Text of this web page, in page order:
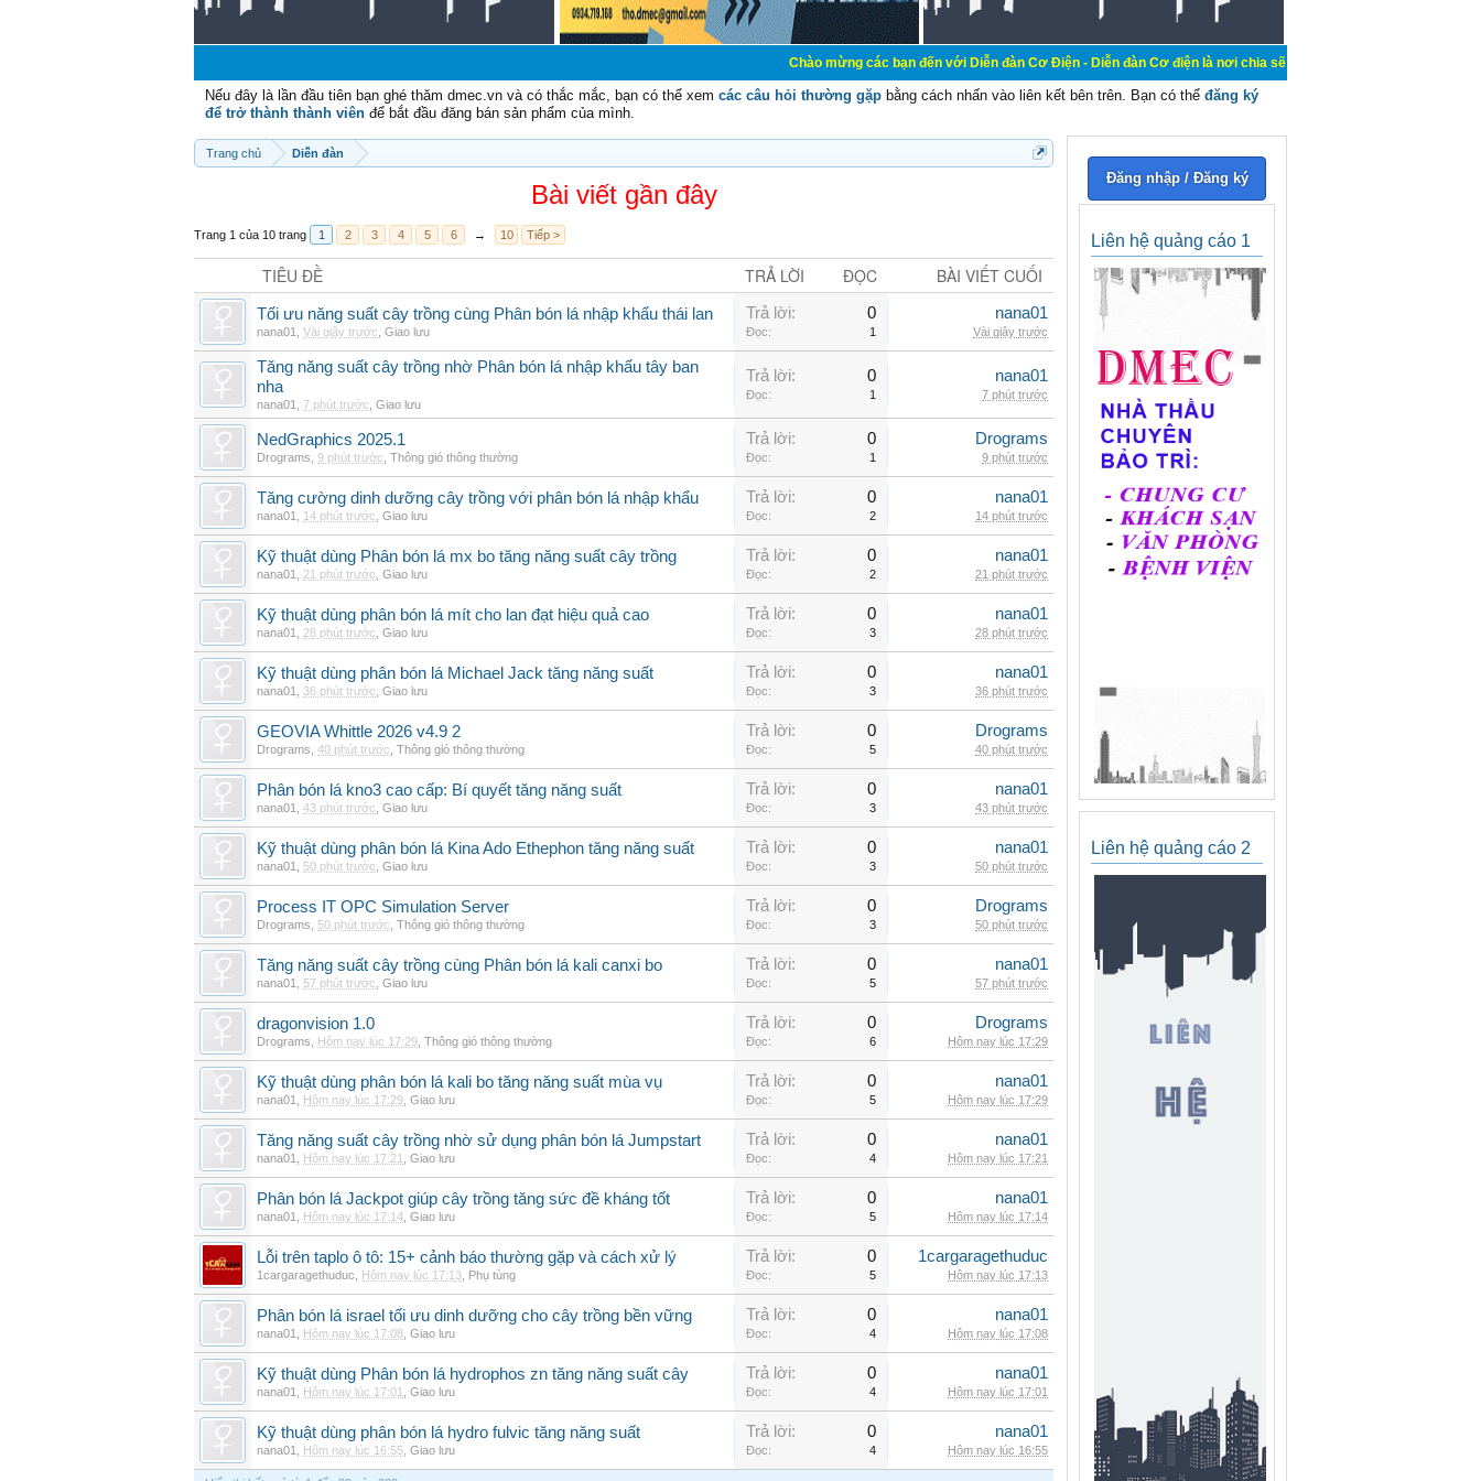
Chào mừng các bạn đến với Diễn đàn Cơ Điện - Diễn đàn Cơ điện là nơi chia sẽ kiến thức kinh nghiệm trong lãnh vực
Nếu đây là lần đầu tiên bạn ghé thăm dmec.vn và có thắc mắc, bạn có thể xem các câu hỏi thường gặp bằng cách nhấn vào liên kết bên trên. Bạn có thể đăng ký
để trở thành thành viên để bắt đầu đăng bán sản phẩm của mình.
Trang chủ Diễn đàn
Bài viết gần đây
Trang 1 của 10 trang 1 2 3 4 5 6 → 10 Tiếp >
TIÊU ĐỀ TRẢ LỜI ĐỌC BÀI VIẾT CUỐI
Tối ưu năng suất cây trồng cùng Phân bón lá nhập khẩu thái lan
nana01 Vài giây trước Giao lưu
Trả lời: 0
Đọc: 1
nana01
Vài giây trước
Tăng năng suất cây trồng nhờ Phân bón lá nhập khẩu tây ban
nha
nana01 7 phút trước Giao lưu
Trả lời: 0
Đọc: 1
nana01
7 phút trước
NedGraphics 2025.1
Drograms 9 phút trước Thông gió thông thường
Trả lời: 0
Đọc: 1
Drograms
9 phút trước
Tăng cường dinh dưỡng cây trồng với phân bón lá nhập khẩu
nana01 14 phút trước Giao lưu
Trả lời: 0
Đọc: 2
nana01
14 phút trước
Kỹ thuật dùng Phân bón lá mx bo tăng năng suất cây trồng
nana01 21 phút trước Giao lưu
Trả lời: 0
Đọc: 2
nana01
21 phút trước
Kỹ thuật dùng phân bón lá mít cho lan đạt hiệu quả cao
nana01 28 phút trước Giao lưu
Trả lời: 0
Đọc: 3
nana01
28 phút trước
Kỹ thuật dùng phân bón lá Michael Jack tăng năng suất
nana01 36 phút trước Giao lưu
Trả lời: 0
Đọc: 3
nana01
36 phút trước
GEOVIA Whittle 2026 v4.9 2
Drograms 40 phút trước Thông gió thông thường
Trả lời: 0
Đọc: 5
Drograms
40 phút trước
Phân bón lá kno3 cao cấp: Bí quyết tăng năng suất
nana01 43 phút trước Giao lưu
Trả lời: 0
Đọc: 3
nana01
43 phút trước
Kỹ thuật dùng phân bón lá Kina Ado Ethephon tăng năng suất
nana01 50 phút trước Giao lưu
Trả lời: 0
Đọc: 3
nana01
50 phút trước
Process IT OPC Simulation Server
Drograms 50 phút trước Thông gió thông thường
Trả lời: 0
Đọc: 3
Drograms
50 phút trước
Tăng năng suất cây trồng cùng Phân bón lá kali canxi bo
nana01 57 phút trước Giao lưu
Trả lời: 0
Đọc: 5
nana01
57 phút trước
dragonvision 1.0
Drograms Hôm nay lúc 17:29 Thông gió thông thường
Trả lời: 0
Đọc: 6
Drograms
Hôm nay lúc 17:29
Kỹ thuật dùng phân bón lá kali bo tăng năng suất mùa vụ
nana01 Hôm nay lúc 17:29 Giao lưu
Trả lời: 0
Đọc: 5
nana01
Hôm nay lúc 17:29
Tăng năng suất cây trồng nhờ sử dụng phân bón lá Jumpstart
nana01 Hôm nay lúc 17:21 Giao lưu
Trả lời: 0
Đọc: 4
nana01
Hôm nay lúc 17:21
Phân bón lá Jackpot giúp cây trồng tăng sức đề kháng tốt
nana01 Hôm nay lúc 17:14 Giao lưu
Trả lời: 0
Đọc: 5
nana01
Hôm nay lúc 17:14
Lỗi trên taplo ô tô: 15+ cảnh báo thường gặp và cách xử lý
1cargaragethuduc Hôm nay lúc 17:13 Phụ tùng
Trả lời: 0
Đọc: 5
1cargaragethuduc
Hôm nay lúc 17:13
Phân bón lá israel tối ưu dinh dưỡng cho cây trồng bền vững
nana01 Hôm nay lúc 17:08 Giao lưu
Trả lời: 0
Đọc: 4
nana01
Hôm nay lúc 17:08
Kỹ thuật dùng Phân bón lá hydrophos zn tăng năng suất cây
nana01 Hôm nay lúc 17:01 Giao lưu
Trả lời: 0
Đọc: 4
nana01
Hôm nay lúc 17:01
Kỹ thuật dùng phân bón lá hydro fulvic tăng năng suất
nana01 Hôm nay lúc 16:55 Giao lưu
Trả lời: 0
Đọc: 4
nana01
Hôm nay lúc 16:55
Đăng nhập / Đăng ký
Liên hệ quảng cáo 1
Liên hệ quảng cáo 2